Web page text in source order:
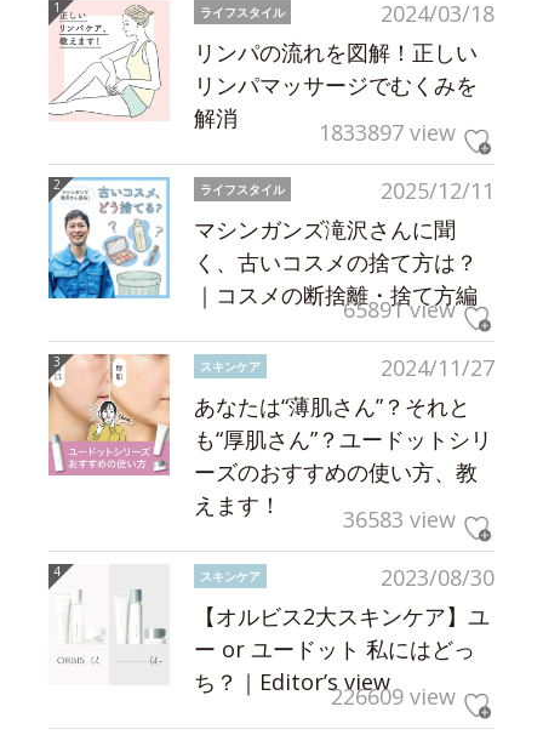
2024/03/18
ライフスタイル
リンパの流れを図解！正しい
リンパマッサージでむくみを
解消
1833897 view
2025/12/11
ライフスタイル
マシンガンズ滝沢さんに聞
く、古いコスメの捨て方は？
｜コスメの断捨離・捨て方編
65891 view
2024/11/27
スキンケア
あなたは“薄肌さん”？それと
も“厚肌さん”？ユードットシリ
ーズのおすすめの使い方、教
えます！
36583 view
2023/08/30
スキンケア
【オルビス2大スキンケア】ユ
ー or ユードット 私にはどっ
ち？｜Editor’s view226609 view